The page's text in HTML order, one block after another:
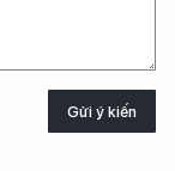
Gửi ý kiến